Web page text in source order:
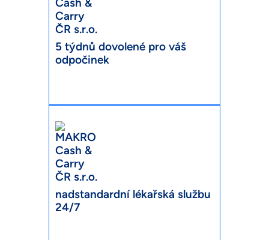
5 týdnů dovolené pro váš
odpočinek
nadstandardní lékařská službu
24/7